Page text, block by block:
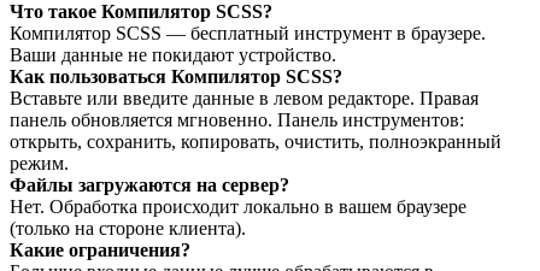
Что такое Компилятор SCSS?
Компилятор SCSS — бесплатный инструмент в браузере.
Ваши данные не покидают устройство.
Как пользоваться Компилятор SCSS?
Вставьте или введите данные в левом редакторе. Правая
панель обновляется мгновенно. Панель инструментов:
открыть, сохранить, копировать, очистить, полноэкранный
режим.
Файлы загружаются на сервер?
Нет. Обработка происходит локально в вашем браузере
(только на стороне клиента).
Какие ограничения?